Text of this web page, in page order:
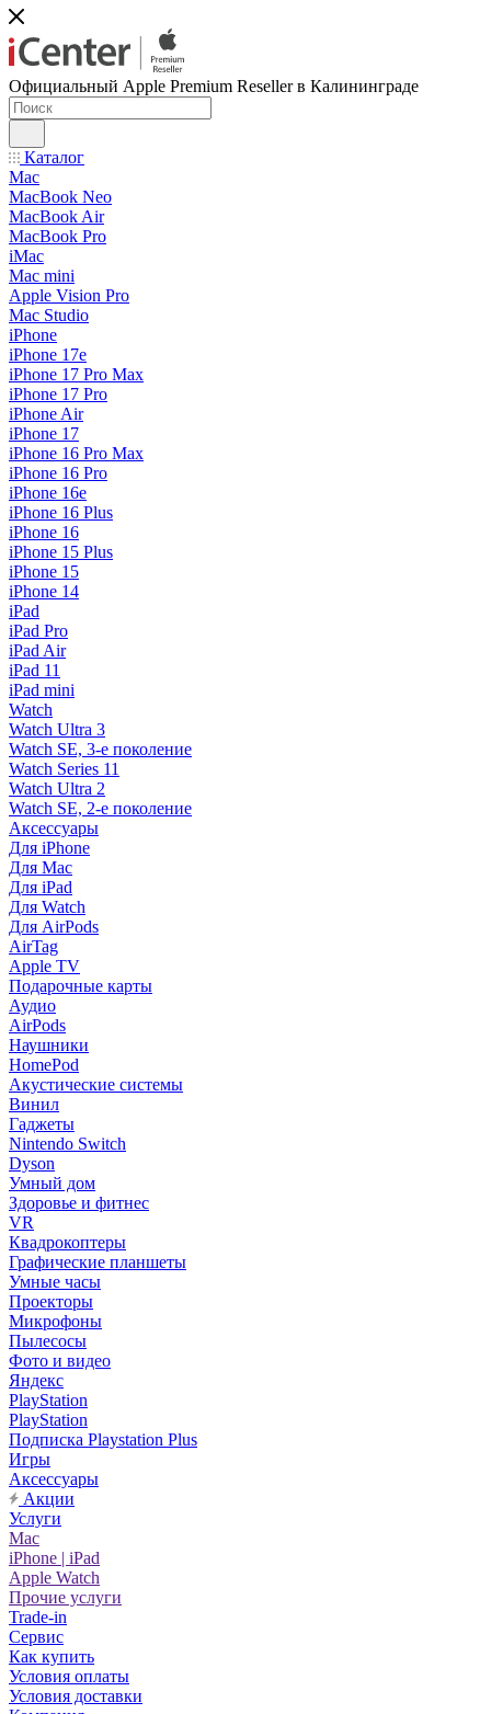
Официальный Apple Premium Reseller в Калининграде
Каталог
Mac
MacBook Neo
MacBook Air
MacBook Pro
iMac
Mac mini
Apple Vision Pro
Mac Studio
iPhone
iPhone 17e
iPhone 17 Pro Max
iPhone 17 Pro
iPhone Air
iPhone 17
iPhone 16 Pro Max
iPhone 16 Pro
iPhone 16e
iPhone 16 Plus
iPhone 16
iPhone 15 Plus
iPhone 15
iPhone 14
iPad
iPad Pro
iPad Air
iPad 11
iPad mini
Watch
Watch Ultra 3
Watch SE, 3-е поколение
Watch Series 11
Watch Ultra 2
Watch SE, 2-е поколение
Аксессуары
Для iPhone
Для Mac
Для iPad
Для Watch
Для AirPods
AirTag
Apple TV
Подарочные карты
Аудио
AirPods
Наушники
HomePod
Акустические системы
Винил
Гаджеты
Nintendo Switch
Dyson
Умный дом
Здоровье и фитнес
VR
Квадрокоптеры
Графические планшеты
Умные часы
Проекторы
Микрофоны
Пылесосы
Фото и видео
Яндекс
PlayStation
PlayStation
Подписка Playstation Plus
Игры
Аксессуары
Акции
Услуги
Mac
iPhone | iPad
Apple Watch
Прочие услуги
Trade-in
Сервис
Как купить
Условия оплаты
Условия доставки